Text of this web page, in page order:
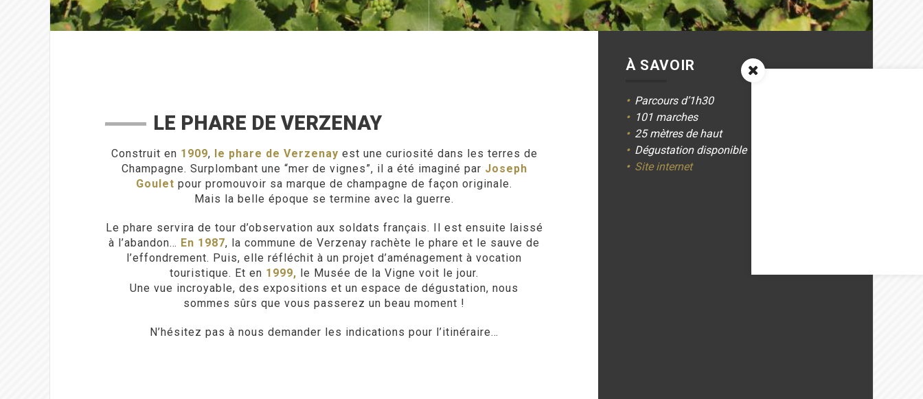
LE PHARE DE VERZENAY
Construit en 1909, le phare de Verzenay est une curiosité dans les terres de
Champagne. Surplombant une “mer de vignes”, il a été imaginé par Joseph
Goulet pour promouvoir sa marque de champagne de façon originale.
Mais la belle époque se termine avec la guerre.
Le phare servira de tour d’observation aux soldats français. Il est ensuite laissé
à l’abandon… En 1987, la commune de Verzenay rachète le phare et le sauve de
l’effondrement. Puis, elle réfléchit à un projet d’aménagement à vocation
touristique. Et en 1999, le Musée de la Vigne voit le jour.
Une vue incroyable, des expositions et un espace de dégustation, nous
sommes sûrs que vous passerez un beau moment !
N’hésitez pas à nous demander les indications pour l’itinéraire…
À SAVOIR
Parcours d’1h30
101 marches
25 mètres de haut
Dégustation disponible
Site internet